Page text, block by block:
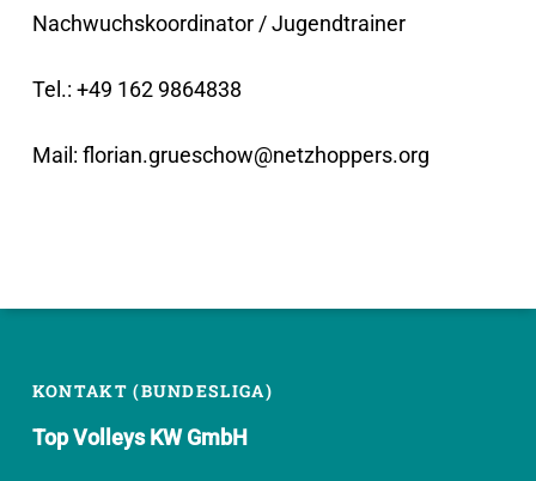
Nachwuchskoordinator / Jugendtrainer
Tel.: +49 162 9864838
Mail: florian.grueschow@netzhoppers.org
KONTAKT (BUNDESLIGA)
Top Volleys KW GmbH